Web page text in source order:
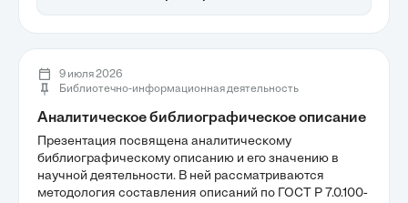
понять, как правильно оформлять записи, чтобы
9 июля 2026
Библиотечно-информационная деятельность
Аналитическое библиографическое описание
Презентация посвящена аналитическому
библиографическому описанию и его значению в
научной деятельности. В ней рассматриваются
методология составления описаний по ГОСТ Р 7.0.100-